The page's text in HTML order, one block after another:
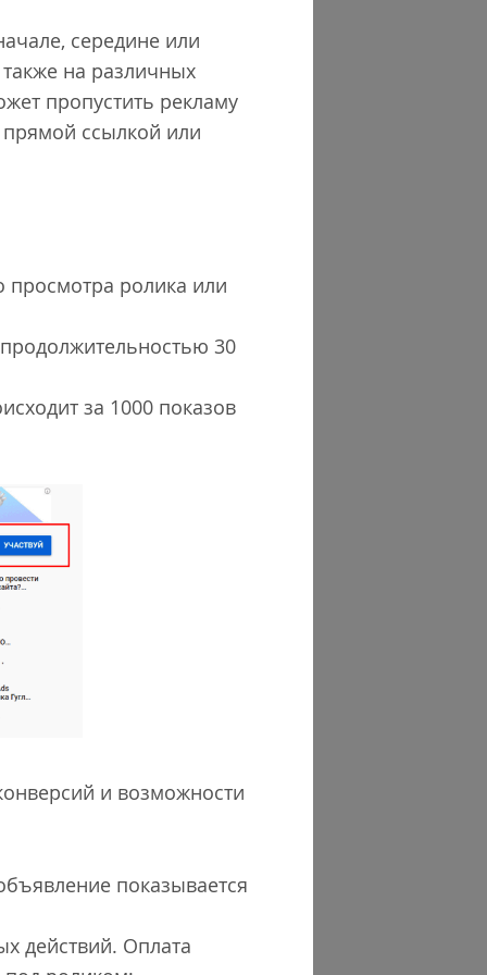
середине или
на различных
пропустить рекламу
ссылкой или
просмотра ролика или
30
за 1000 показов
и возможности
показывается
действий. Оплата